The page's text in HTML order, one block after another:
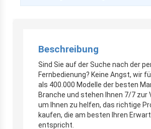
Beschreibung
Sind Sie auf der Suche nach der
Fernbedienung? Keine Angst, wir
als 400.000 Modelle der besten
Branche und stehen Ihnen 7/7 zur
um Ihnen zu helfen, das richtige
kaufen, die am besten Ihren
entspricht.